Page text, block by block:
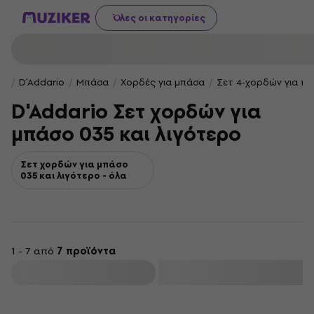
Όλες οι κατηγορίες
D'Addario Μπάσα Χορδές για μπάσα Σετ 4-χορδών για
D'Addario Σετ χορδών για
μπάσο 035 και λιγότερο
Σετ χορδών για μπάσο
035 και λιγότερο - όλα
1 - 7 από 7 προϊόντα